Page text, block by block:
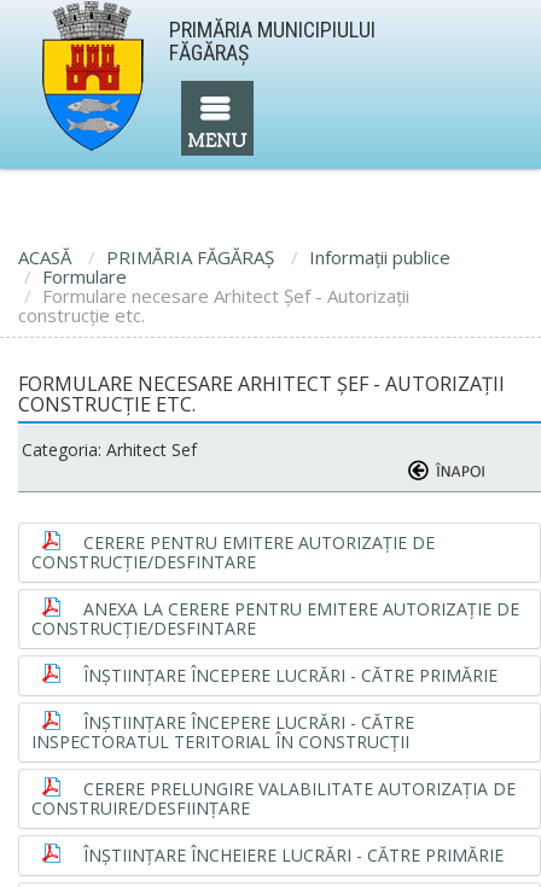
PRIMĂRIA MUNICIPIULUI
FĂGĂRAŞ
ACASĂ PRIMĂRIA FĂGĂRAŞ
Informaţii publice
Formulare
Formulare necesare Arhitect Şef - Autorizaţii
construcţie etc.
FORMULARE NECESARE ARHITECT ŞEF - AUTORIZAŢII
CONSTRUCŢIE ETC.
Categoria: Arhitect Sef
CERERE PENTRU EMITERE AUTORIZAŢIE DE
CONSTRUCŢIE/DESFINTARE
ANEXA LA CERERE PENTRU EMITERE AUTORIZAŢIE DE
CONSTRUCŢIE/DESFINTARE
ÎNŞTIINŢARE ÎNCEPERE LUCRĂRI - CĂTRE PRIMĂRIE
ÎNŞTIINŢARE ÎNCEPERE LUCRĂRI - CĂTRE
INSPECTORATUL TERITORIAL ÎN CONSTRUCŢII
CERERE PRELUNGIRE VALABILITATE AUTORIZAŢIA DE
CONSTRUIRE/DESFIINŢARE
ÎNŞTIINŢARE ÎNCHEIERE LUCRĂRI - CĂTRE PRIMĂRIE